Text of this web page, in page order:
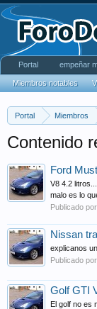
Portal Miembros
Contenido
Ford
V8 4.2
malo es lo
Publicado
Nissan
explicanos
Publicado
Golf GTI
El golf no es
Portal empeñar
Miembros notables